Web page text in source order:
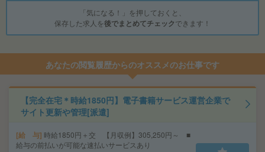
「気になる！」を押しておくと、
保存した求人を後でまとめてチェックできます！
あなたの閲覧履歴からのオススメのお仕事です
【完全在宅＊時給1850円】電子書籍サービス運営企業で
サイト更新や管理[派遣]
給 与 時給1850円＋交 【月収例】305,250円～ ■
給与の前払いが可能な速払いサービスあり